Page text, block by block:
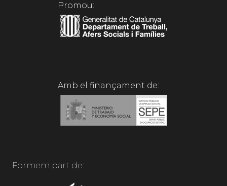
Promou:
Amb el finançament de:
Formem part de: